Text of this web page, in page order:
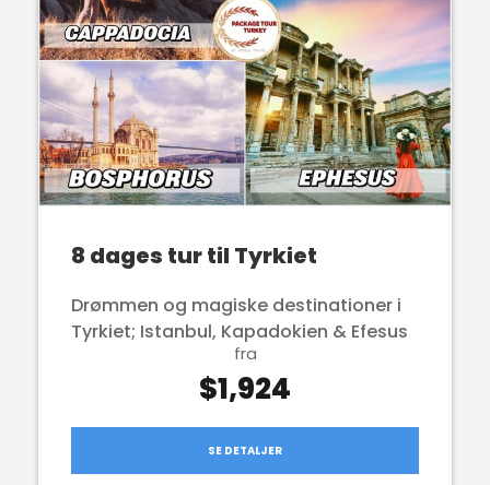
8 dages tur til Tyrkiet
Drømmen og magiske destinationer i
Tyrkiet; Istanbul, Kapadokien & Efesus
fra
$1,924
SE DETALJER